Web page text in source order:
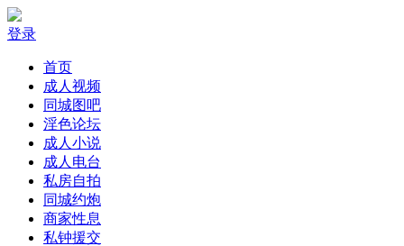
登录
首页
成人视频
同城图吧
淫色论坛
成人小说
成人电台
私房自拍
同城约炮
商家性息
私钟援交